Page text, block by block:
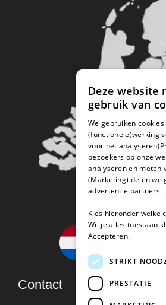
Contact
Deze website
gebruik van
We gebruiken cookies
(functionele)werking
voor het
bezoekers op onze
analyseren en meten
(Marketing) delen we
advertentie partners.
Kies hieronder welke
Wil je alles toestaan
Accepteren.
STRIKT
PRESTATIE